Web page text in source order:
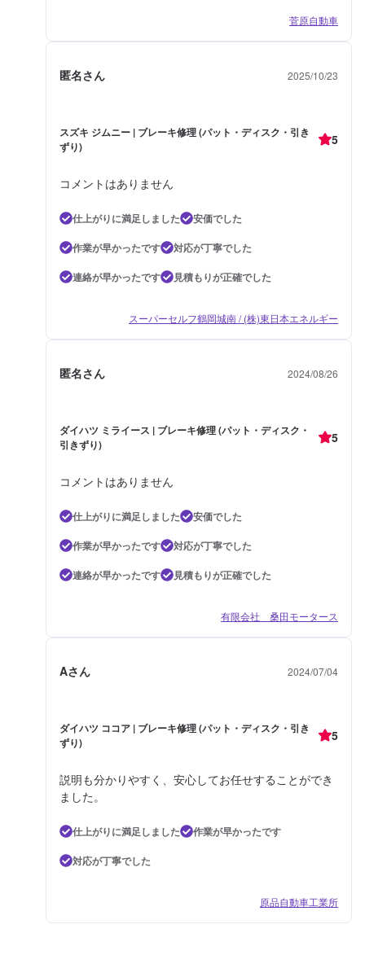
菅原自動車
匿名さん 2025/10/23
スズキ ジムニー | ブレーキ修理 (パット・ディスク・引き
ずり)
5
コメントはありません
仕上がりに満足しました
安価でした
作業が早かったです
対応が丁寧でした
連絡が早かったです
見積もりが正確でした
スーパーセルフ鶴岡城南 / (株)東日本エネルギー
匿名さん 2024/08/26
ダイハツ ミライース | ブレーキ修理 (パット・ディスク・
引きずり)
5
コメントはありません
仕上がりに満足しました
安価でした
作業が早かったです
対応が丁寧でした
連絡が早かったです
見積もりが正確でした
有限会社 桑田モータース
Aさん 2024/07/04
ダイハツ ココア | ブレーキ修理 (パット・ディスク・引き
ずり)
5
説明も分かりやすく、安心してお任せすることができ
ました。
仕上がりに満足しました
作業が早かったです
対応が丁寧でした
原品自動車工業所